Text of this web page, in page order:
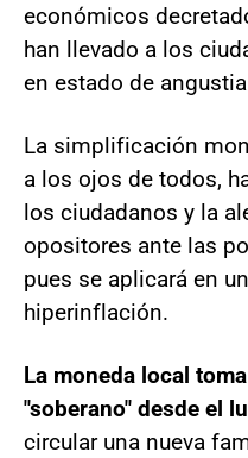
económicos
han llevado a los
en estado de
La simplificación
a los ojos de todos,
los ciudadanos y la
opositores ante las
pues se aplicará en
hiperinflación.
La moneda local
"soberano" desde el
circular una nueva